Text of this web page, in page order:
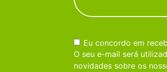
Consentimento
Eu concordo em
O seu e-mail será
novidades sobre os